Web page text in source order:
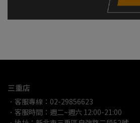
三重店
．客服專線：02-29856623
．客服時間：週二~週六 12:00-21:00